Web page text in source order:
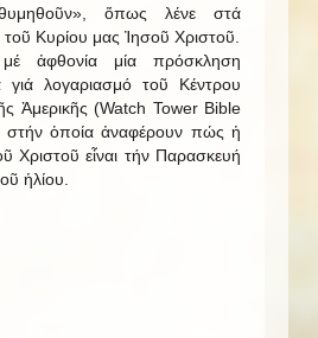
ὅπως λένε στά
Κυρίου μας Ἰησοῦ Χριστοῦ.
ἀφθονία μία πρόσκληση
λογαριασμό τοῦ Κέντρου
Ἀμερικῆς (Watch Tower Bible
ὁποία ἀναφέρουν πώς ἡ
Χριστοῦ εἶναι τήν Παρασκευή
ἡλίου.